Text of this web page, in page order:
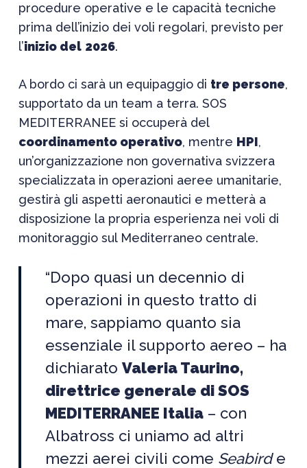
procedure operative e le capacità tecniche
prima dell’inizio dei voli regolari, previsto per
l’inizio del 2026.
A bordo ci sarà un equipaggio di tre persone,
supportato da un team a terra. SOS
MEDITERRANEE si occuperà del
coordinamento operativo, mentre HPI,
un’organizzazione non governativa svizzera
specializzata in operazioni aeree umanitarie,
gestirà gli aspetti aeronautici e metterà a
disposizione la propria esperienza nei voli di
monitoraggio sul Mediterraneo centrale.
“Dopo quasi un decennio di
operazioni in questo tratto di
mare, sappiamo quanto sia
essenziale il supporto aereo – ha
dichiaratoValeria Taurino,
direttrice generale di SOS
MEDITERRANEE Italia – con
Albatross ci uniamo ad altri
mezzi aerei civili come Seabirde